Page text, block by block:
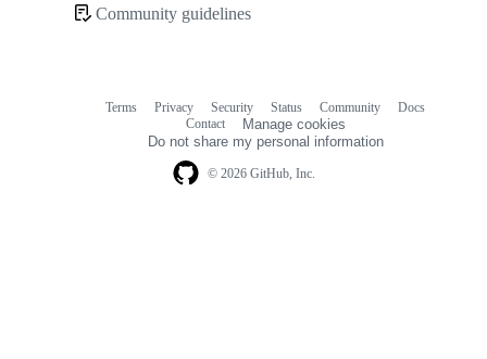
Community guidelines
© 2026 GitHub, Inc.
Terms Privacy Security Status Community
Docs
Contact
Manage cookies
Do not share my personal information